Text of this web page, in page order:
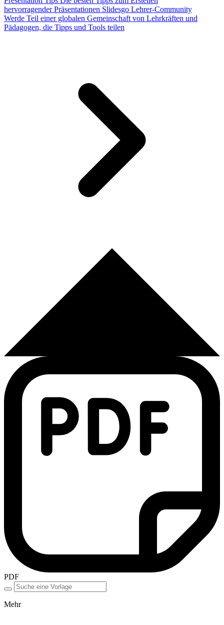
hervorragender Präsentationen Slidesgo Lehrer-Community
Werde Teil einer globalen Gemeinschaft von Lehrkräften und
Pädagogen, die Tipps und Tools teilen
PDF
Mehr